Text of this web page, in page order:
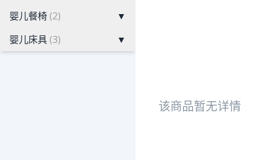
婴儿餐椅(2)
▼
婴儿床具(3) ▼
该商品暂无详情